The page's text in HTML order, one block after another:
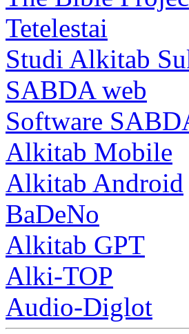
Tetelestai
Studi Alkitab
SABDA web
Software
Alkitab Mobile
Alkitab Android
BaDeNo
Alkitab GPT
Alki-TOP
Audio-Diglot